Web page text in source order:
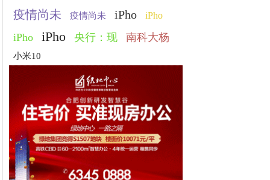
疫情尚未 疫情尚未 iPho iPho
iPho iPho 央行：现 南科大杨
小米10